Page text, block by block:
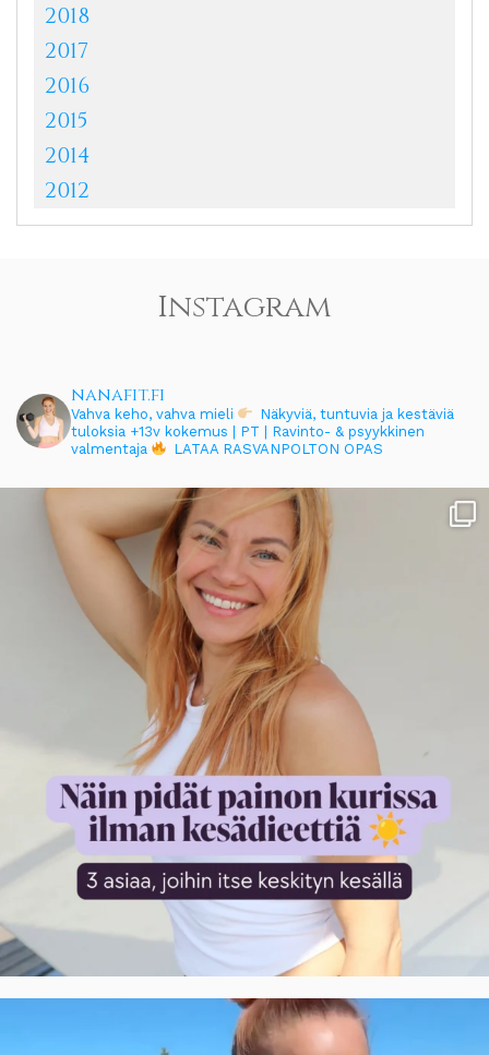
2018
2017
2016
2015
2014
2012
Instagram
nanafit.fi
Vahva keho, vahva mieli
Näkyviä, tuntuvia ja kestäviä
tuloksia +13v kokemus | PT | Ravinto- & psyykkinen
valmentaja
LATAA RASVANPOLTON OPAS